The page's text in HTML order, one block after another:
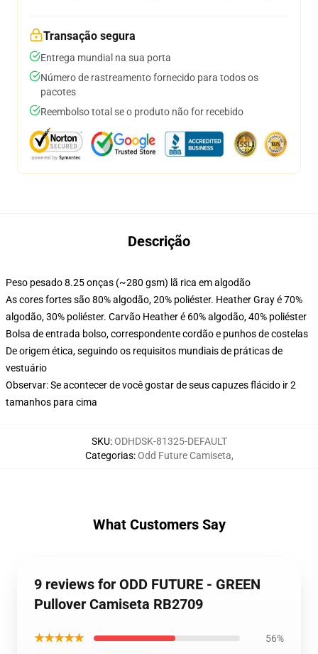
Transação segura
Entrega mundial na sua porta
Número de rastreamento fornecido para todos os
pacotes
Reembolso total se o produto não for recebido
Descrição
Peso pesado 8.25 onças (~280 gsm) lã rica em algodão
As cores fortes são 80% algodão, 20% poliéster. Heather Gray é 70%
algodão, 30% poliéster. Carvão Heather é 60% algodão, 40% poliéster
Bolsa de entrada bolso, correspondente cordão e punhos de costelas
De origem ética, seguindo os requisitos mundiais de práticas de
vestuário
Observar: Se acontecer de você gostar de seus capuzes flácido ir 2
tamanhos para cima
SKU:ODHDSK-81325-DEFAULT
Categorias:Odd Future Camiseta,
What Customers Say
9 reviews for ODD FUTURE - GREEN
Pullover Camiseta RB2709
★★★★★ 56%